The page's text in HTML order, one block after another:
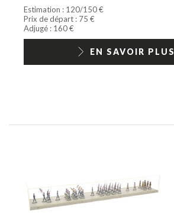
Estimation : 120/150 €
Prix de départ : 75 €
Adjugé : 160 €
EN SAVOIR PLUS